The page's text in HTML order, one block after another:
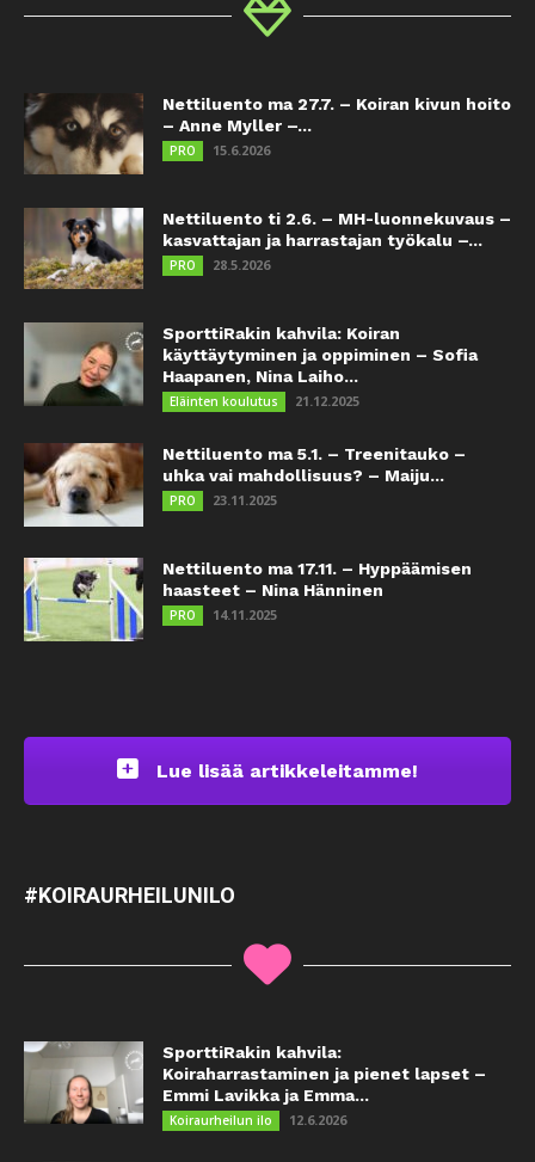
Nettiluento ma 27.7. – Koiran kivun hoito
– Anne Myller –...
PRO 15.6.2026
Nettiluento ti 2.6. – MH-luonnekuvaus –
kasvattajan ja harrastajan työkalu –...
PRO 28.5.2026
SporttiRakin kahvila: Koiran
käyttäytyminen ja oppiminen – Sofia
Haapanen, Nina Laiho...
Eläinten koulutus 21.12.2025
Nettiluento ma 5.1. – Treenitauko –
uhka vai mahdollisuus? – Maiju...
PRO 23.11.2025
Nettiluento ma 17.11. – Hyppäämisen
haasteet – Nina Hänninen
PRO 14.11.2025
Lue lisää artikkeleitamme!
#KOIRAURHEILUNILO
SporttiRakin kahvila:
Koiraharrastaminen ja pienet lapset –
Emmi Lavikka ja Emma...
Koiraurheilun ilo 12.6.2026